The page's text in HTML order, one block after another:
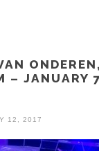
– JANUARY
12, 2017